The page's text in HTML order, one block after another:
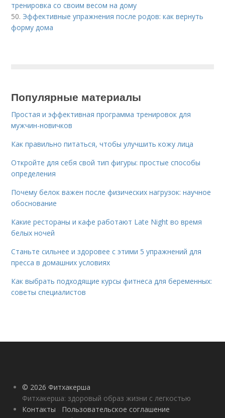
тренировка со своим весом на дому
50. Эффективные упражнения после родов: как вернуть
форму дома
Популярные материалы
Простая и эффективная программа тренировок для
мужчин-новичков
Как правильно питаться, чтобы улучшить кожу лица
Откройте для себя свой тип фигуры: простые способы
определения
Почему белок важен после физических нагрузок: научное
обоснование
Какие рестораны и кафе работают Late Night во время
белых ночей
Станьте сильнее и здоровее с этими 5 упражнений для
пресса в домашних условиях
Как выбрать подходящие курсы фитнеса для беременных:
советы специалистов
© 2026 Фитхакерша
Фитхакерша: здоровый образ жизни с легкостью
Контакты
Пользовательское соглашение